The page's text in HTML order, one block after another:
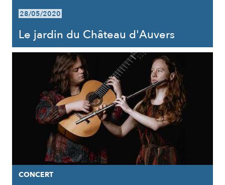
28/05/2020
Le jardin du Château d'Auvers
CONCERT